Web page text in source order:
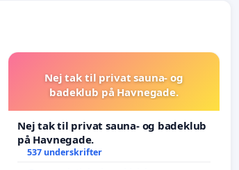
Nej tak til privat sauna- og
badeklub på Havnegade.
Nej tak til privat sauna- og badeklub
på Havnegade.
537 underskrifter